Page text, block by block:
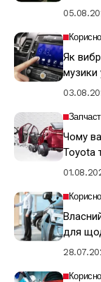
Як
музики
Чому
Toyota
для